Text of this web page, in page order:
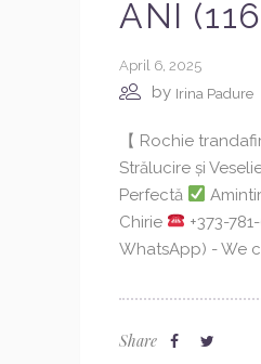
ANI
April 6, 2025
by Irina Padure
【 Rochie
Strălucire și
Perfectă
Chirie
+373-
WhatsApp) - We
Share